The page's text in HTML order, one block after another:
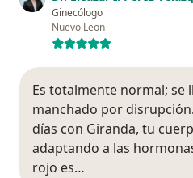
Ginecólogo
Nuevo Leon
Es totalmente normal; se
manchado por
días con Giranda, tu
adaptando a las
rojo es…